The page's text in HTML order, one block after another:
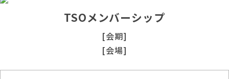
TSOメンバーシップ
[会期]
[会場]